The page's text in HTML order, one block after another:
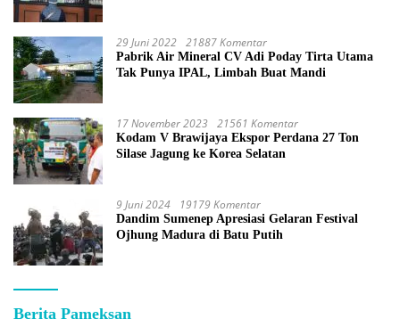
29 Juni 2022 21887 Komentar
Pabrik Air Mineral CV Adi Poday Tirta Utama
Tak Punya IPAL, Limbah Buat Mandi
17 November 2023 21561 Komentar
Kodam V Brawijaya Ekspor Perdana 27 Ton
Silase Jagung ke Korea Selatan
9 Juni 2024 19179 Komentar
Dandim Sumenep Apresiasi Gelaran Festival
Ojhung Madura di Batu Putih
Berita Pameksan